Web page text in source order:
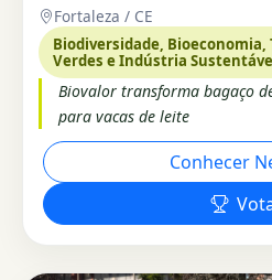
Fortaleza / CE
Biodiversidade, Bioeconomia,
Verdes e Indústria
Biovalor transforma bagaço
para vacas de leite
Conhecer